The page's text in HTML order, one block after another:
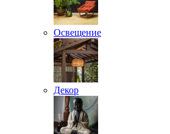
Освещение
Декор